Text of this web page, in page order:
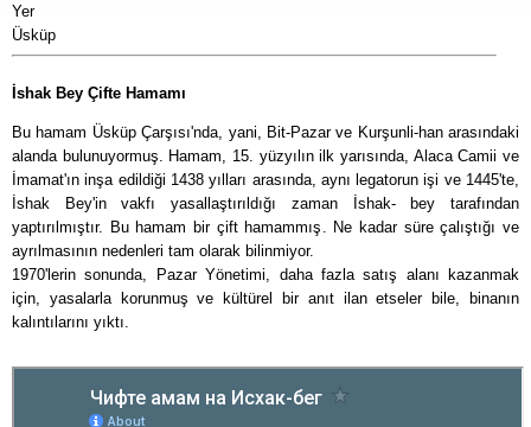
Yer
Üsküp
İshak Bey Çifte Hamamı
Bu hamam Üsküp Çarşısı'nda, yani, Bit-Pazar ve Kurşunli-han arasındaki
alanda bulunuyormuş. Hamam, 15. yüzyılın ilk yarısında, Alaca Camii ve
İmamat'ın inşa edildiği 1438 yılları arasında, aynı legatorun işi ve 1445'te,
İshak Bey'in vakfı yasallaştırıldığı zaman İshak- bey tarafından
yaptırılmıştır. Bu hamam bir çift hamammış. Ne kadar süre çalıştığı ve
ayrılmasının nedenleri tam olarak bilinmiyor.
1970'lerin sonunda, Pazar Yönetimi, daha fazla satış alanı kazanmak
için, yasalarla korunmuş ve kültürel bir anıt ilan etseler bile, binanın
kalıntılarını yıktı.